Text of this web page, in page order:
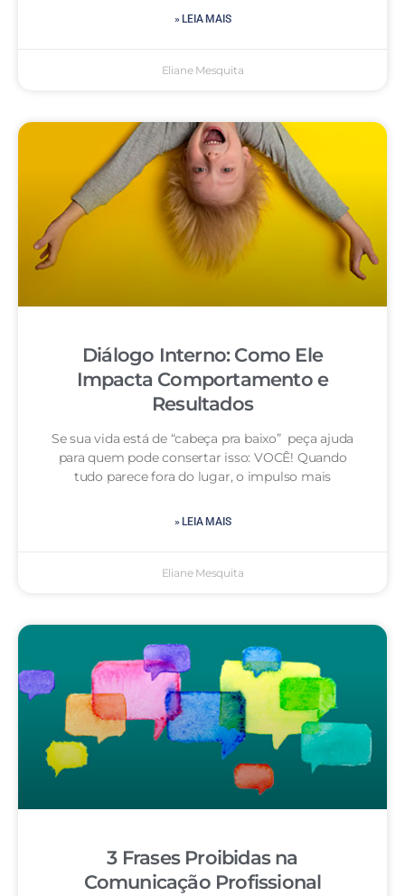
» LEIA MAIS
Eliane Mesquita
Diálogo Interno: Como Ele
Impacta Comportamento e
Resultados
Se sua vida está de “cabeça pra baixo” peça ajuda
para quem pode consertar isso: VOCÊ! Quando
tudo parece fora do lugar, o impulso mais
» LEIA MAIS
Eliane Mesquita
3 Frases Proibidas na
Comunicação Profissional